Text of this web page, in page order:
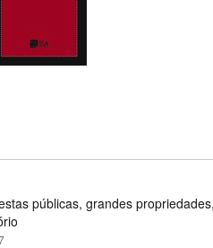
públicas, grandes propriedades,